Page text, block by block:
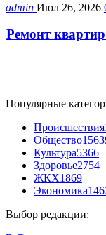
admin Июл 26, 2026
Ремонт
Популярные
Происшествия
Общество
Культура5366
Здоровье2754
ЖКХ1869
Экономика
Выбор редакции: